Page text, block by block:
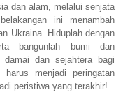
dan alam, melalui senjata
ini menambah
Ukraina. Hiduplah dengan
bangunlah bumi dan
damai dan sejahtera bagi
menjadi peringatan
peristiwa yang terakhir!